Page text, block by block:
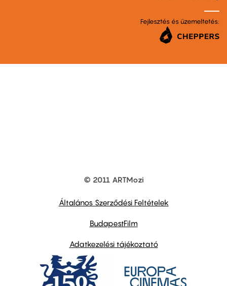
Fejlesztés és üzemeltetés:
© 2011 ARTMozi
Általános Szerződési Feltételek
BudapestFilm
Adatkezelési tájékoztató